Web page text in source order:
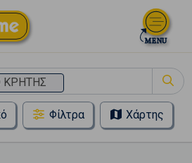
ΚΡΗΤΗΣ
Φίλτρα Χάρτης